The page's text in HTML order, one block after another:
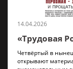
14.04.2026
«Трудовая
Четвёртый в
открывают